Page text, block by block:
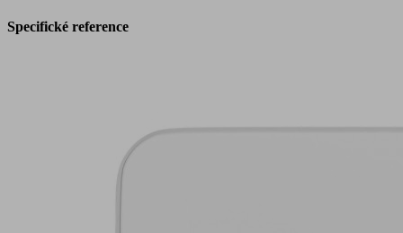
Specifické reference